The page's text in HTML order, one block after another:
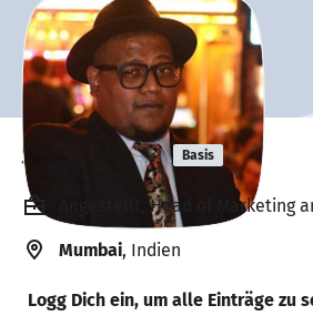
Sibi Sekar Basis
Angestellt, Head of Marketing
Mumbai, Indien
Logg Dich ein, um alle Einträge zu